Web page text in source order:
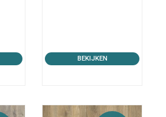
BEKIJKEN